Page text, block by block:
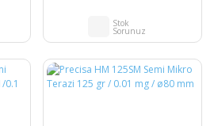
Stok
Sorunuz